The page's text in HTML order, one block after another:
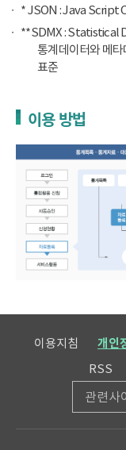
* JSON : Java Script
**SDMX : Statistical
통계데이터와 메
표준
이용 방법
이용지침 개인
RSS
관련사